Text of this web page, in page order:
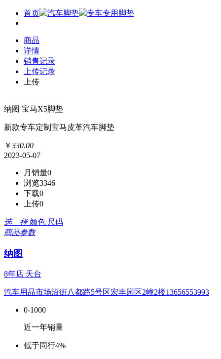
首页 汽车脚垫 专车专用脚垫
商品
详情
销售记录
上传记录
上传
纳图 宝马X5脚垫
新款专车定制宝马皮革汽车脚垫
￥330.00
2023-05-07
月销量0
浏览3346
下载0
上传0
选 择 颜色 尺码
商品参数
纳图
8年店 天台
汽车用品市场沿街八都路5号区宏丰园区2幢2楼13656553993
0-1000
近一年销量
低于同行4%